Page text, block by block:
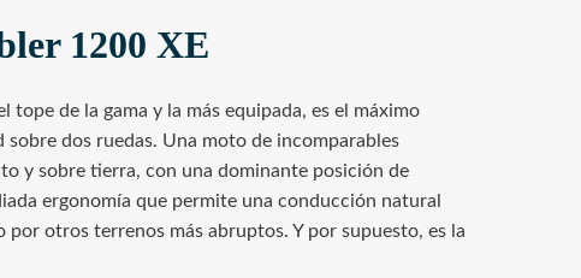
1200 XE
tope de la gama y la más equipada, es el máximo
dos ruedas. Una moto de incomparables
y sobre tierra, con una dominante posición de
ergonomía que permite una conducción natural
otros terrenos más abruptos. Y por supuesto, es la